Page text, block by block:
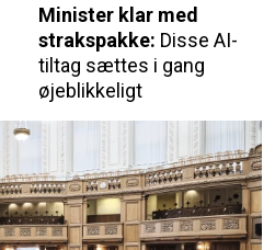
Minister klar med
strakspakke: Disse AI-
tiltag sættes i gang
øjeblikkeligt